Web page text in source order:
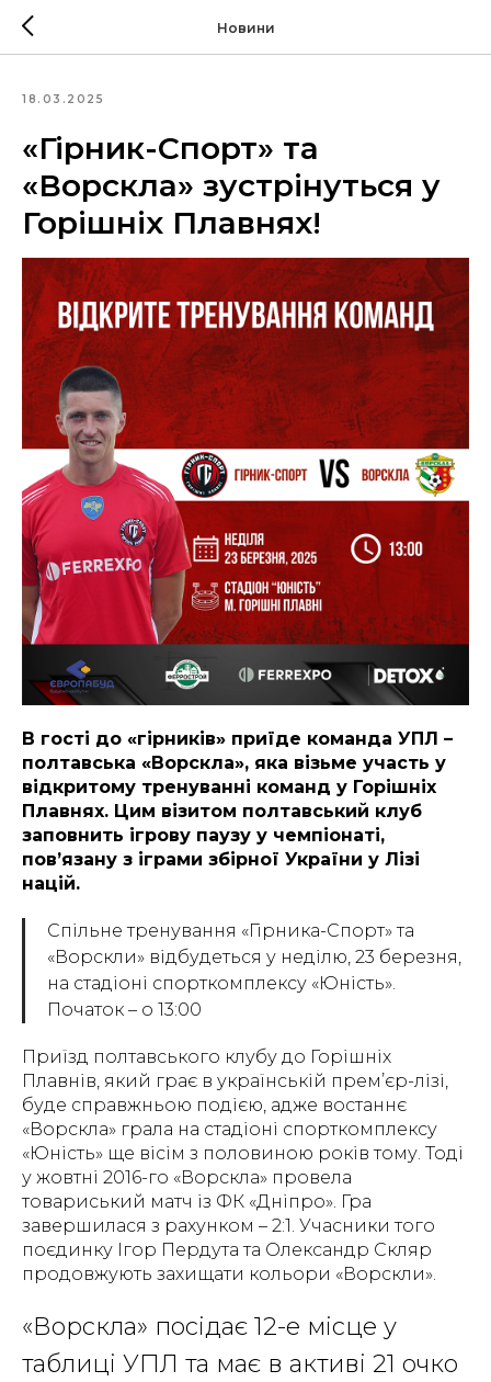
Новини
18.03.2025
«Гірник-Спорт» та
«Ворскла» зустрінуться у
Горішніх Плавнях!
В гості до «гірників» приїде команда УПЛ –
полтавська «Ворскла», яка візьме участь у
відкритому тренуванні команд у Горішніх
Плавнях. Цим візитом полтавський клуб
заповнить ігрову паузу у чемпіонаті,
пов’язану з іграми збірної України у Лізі
націй.
Спільне тренування «Гірника-Спорт» та
«Ворскли» відбудеться у неділю, 23 березня,
на стадіоні спорткомплексу «Юність».
Початок – о 13:00
Приїзд полтавського клубу до Горішніх
Плавнів, який грає в українській прем’єр-лізі,
буде справжньою подією, адже востаннє
«Ворскла» грала на стадіоні спорткомплексу
«Юність» ще вісім з половиною років тому. Тоді
у жовтні 2016-го «Ворскла» провела
товариський матч із ФК «Дніпро». Гра
завершилася з рахунком – 2:1. Учасники того
поєдинку Ігор Пердута та Олександр Скляр
продовжують захищати кольори «Ворскли».
«Ворскла» посідає 12-е місце у
таблиці УПЛ та має в активі 21 очко